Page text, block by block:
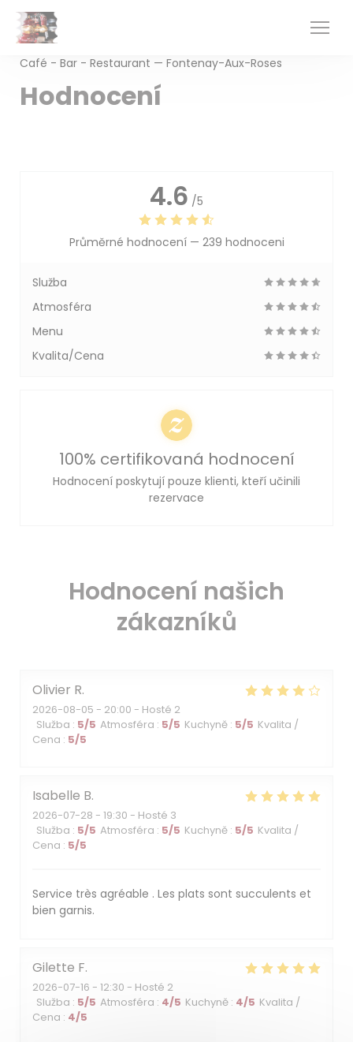
Panel pro správu cookies
Café - Bar - Restaurant — Fontenay-Aux-Roses
Hodnocení
Hodnocení našich
zákazníků
Olivier R
2026-08-05 - 20:00 - Hosté 2
Služba : 5/5 Atmosféra : 5/5 Kuchyně : 5/5 Kvalita /
Cena : 5/5
Isabelle B
2026-07-28 - 19:30 - Hosté 3
Služba : 5/5 Atmosféra : 5/5 Kuchyně : 5/5 Kvalita /
Cena : 5/5
Service très agréable . Les plats sont succulents et
bien garnis.
Gilette F
2026-07-16 - 12:30 - Hosté 2
Služba : 5/5 Atmosféra : 4/5 Kuchyně : 4/5 Kvalita /
Cena : 4/5
4.6 /5
Průměrné hodnocení — 239 hodnoceni
Služba
Atmosféra
Menu
Kvalita/Cena
100% certifikovaná hodnocení
Hodnocení poskytují pouze klienti, kteří učinili
rezervace